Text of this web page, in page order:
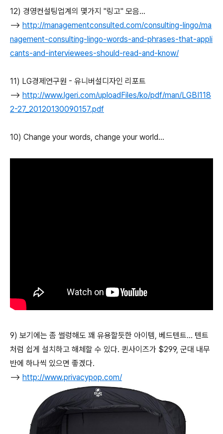
12) 경영컨설팅업계의 몇가지 "링고" 모음…
--> http://managementconsulted.com/consulting-lingo/ma
nagement-consulting-lingo-words-and-phrases-that-appli
cants-and-interviewees-should-read-and-know/
11) LG경제연구원 - 유니버설디자인 리포트
--> http://www.lgeri.com/uploadFiles/ko/pdf/man/LGBI118
2-27_20120130090157.pdf
10) Change your words, change your world...
9) 보기에는 좀 썰렁해도 꽤 유용할듯한 아이템, 베드텐트... 텐트
처럼 쉽게 설치하고 해체할 수 있다. 퀸사이즈가 $299, 군대 내무
반에 하나씩 있으면 좋겠다.
--> http://www.privacypop.com/